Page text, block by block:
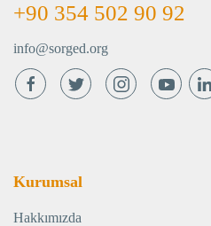
+90 354 502 90 92
info@sorged.org
Kurumsal
Hakkımızda